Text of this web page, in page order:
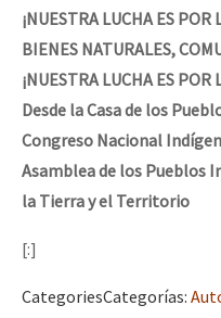
¡NUESTRA LUCHA ES POR
BIENES NATURALES,
¡NUESTRA LUCHA ES POR
Desde la Casa de los
Congreso Nacional
Asamblea de los Pueblos
la Tierra y el Territorio
[:]
CategoriesCategorías: